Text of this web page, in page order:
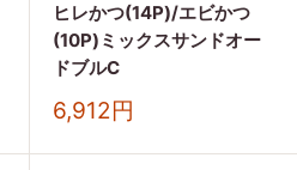
ヒレかつ(14P)/エビかつ
(10P)ミックスサンドオー
ドブルC
販
売
価
6,912円